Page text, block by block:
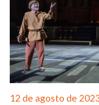
12 de agosto de